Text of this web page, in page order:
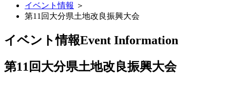
イベント情報 ＞
第11回大分県土地改良振興大会
イベント情報Event Information
第11回大分県土地改良振興大会